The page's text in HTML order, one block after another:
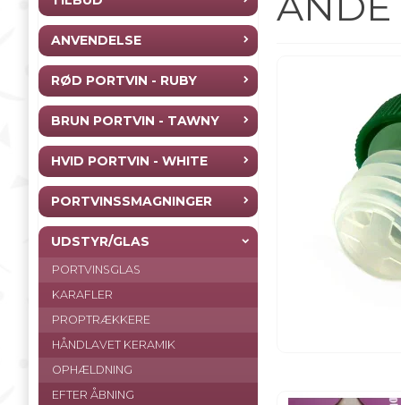
ANVENDELSE
RØD PORTVIN - RUBY
BRUN PORTVIN - TAWNY
HVID PORTVIN - WHITE
PORTVINSSMAGNINGER
UDSTYR/GLAS
PORTVINSGLAS
KARAFLER
PROPTRÆKKERE
HÅNDLAVET KERAMIK
OPHÆLDNING
EFTER ÅBNING